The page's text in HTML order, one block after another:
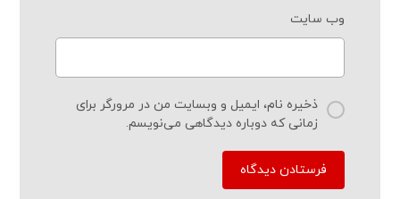
وب‌ سایت
ذخیره نام، ایمیل و وبسایت من در مرورگر برای
زمانی که دوباره دیدگاهی می‌نویسم.